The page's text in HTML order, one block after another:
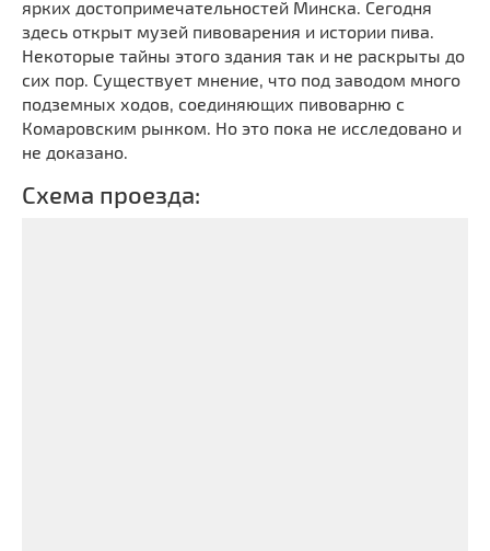
ярких достопримечательностей Минска. Сегодня
здесь открыт музей пивоварения и истории пива.
Некоторые тайны этого здания так и не раскрыты до
сих пор. Существует мнение, что под заводом много
подземных ходов, соединяющих пивоварню с
Комаровским рынком. Но это пока не исследовано и
не доказано.
Схема проезда: